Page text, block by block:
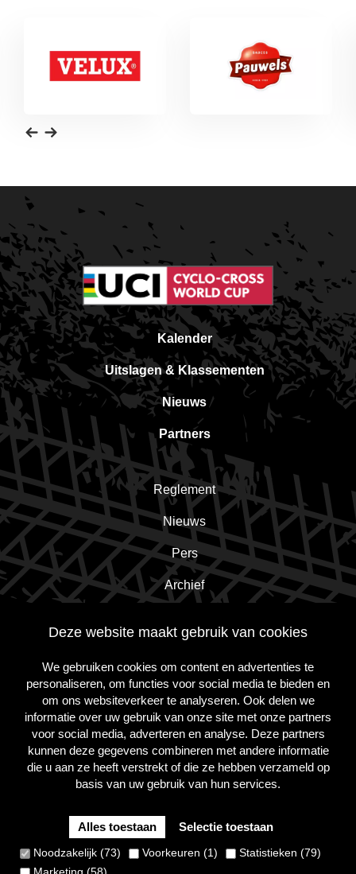
Deze website maakt gebruik van cookies
We gebruiken cookies om content en advertenties te
personaliseren, om functies voor social media te bieden en
om ons websiteverkeer te analyseren. Ook delen we
informatie over uw gebruik van onze site met onze partners
voor social media, adverteren en analyse. Deze partners
kunnen deze gegevens combineren met andere informatie
die u aan ze heeft verstrekt of die ze hebben verzameld op
basis van uw gebruik van hun services.
Alles toestaan Selectie toestaan
Noodzakelijk (73) Voorkeuren (1)
Statistieken (79)
Kalender
Uitslagen & Klassementen
Nieuws
Partners
Reglement
Nieuws
Pers
Archief
Schrijf je in voor de nieuwsbrief!
Inschrijven
Volg
op
Facebook
op
TwitterInstagram
Cookie Policy Privacy Policy